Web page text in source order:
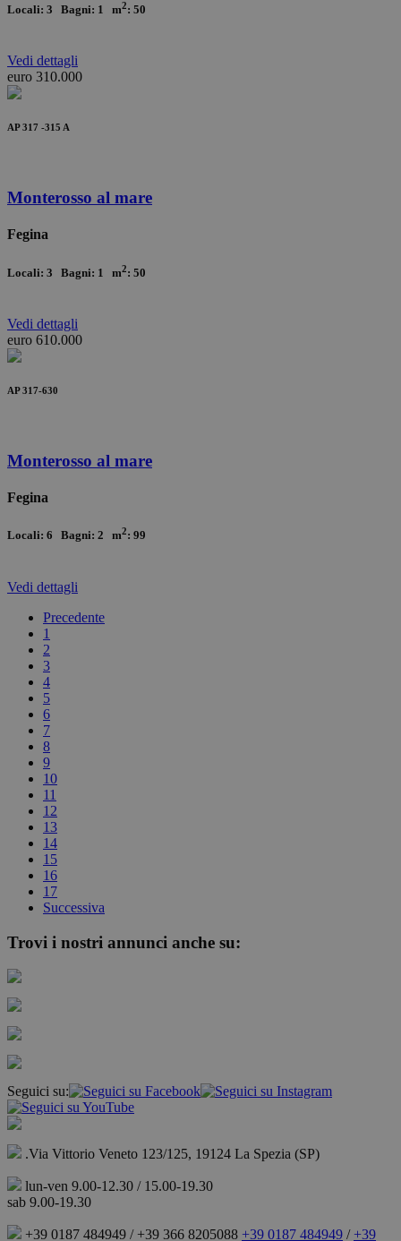
Locali: 3 Bagni: 1 m2: 50
Vedi dettagli
euro 310.000
AP 317 -315 A
Monterosso al mare
Fegina
Locali: 3 Bagni: 1 m2: 50
Vedi dettagli
euro 610.000
AP 317-630
Monterosso al mare
Fegina
Locali: 6 Bagni: 2 m2: 99
Vedi dettagli
Precedente
1
2
3
4
5
6
7
8
9
10
11
12
13
14
15
16
17
Successiva
Trovi i nostri annunci anche su:
Seguici su:
.Via Vittorio Veneto 123/125, 19124 La Spezia (SP)
lun-ven 9.00-12.30 / 15.00-19.30
sab 9.00-19.30
+39 0187 484949 / +39 366 8205088 +39 0187 484949 / +39